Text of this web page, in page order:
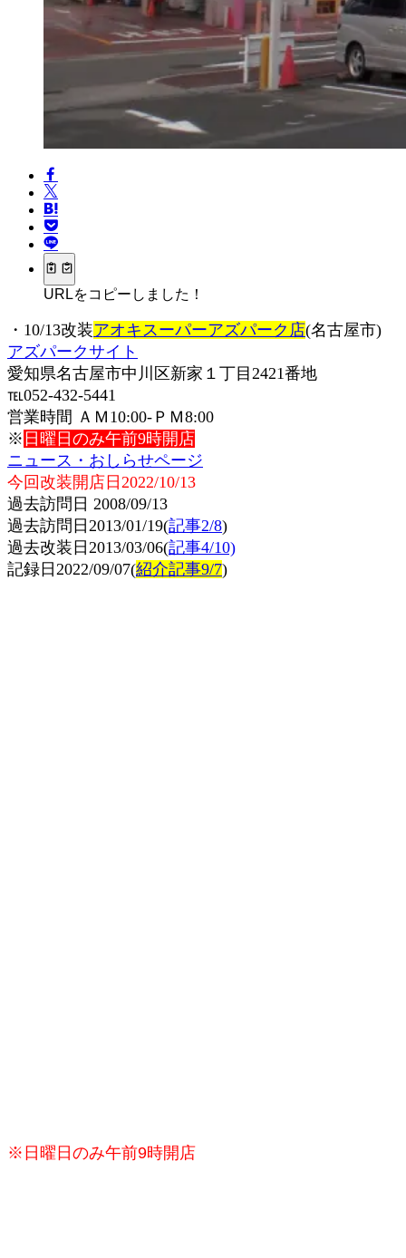
URLをコピーしました！
・10/13改装アオキスーパーアズパーク店(名古屋市)
アズパークサイト
愛知県名古屋市中川区新家１丁目2421番地
℡052-432-5441
営業時間 ＡＭ10:00-ＰＭ8:00
※ 日曜日のみ午前9時開店
ニュース・おしらせページ
今回改装開店日2022/10/13
過去訪問日 2008/09/13
過去訪問日2013/01/19(記事2/8)
過去改装日2013/03/06(記事4/10)
記録日2022/09/07(紹介記事9/7)
※日曜日のみ午前9時開店